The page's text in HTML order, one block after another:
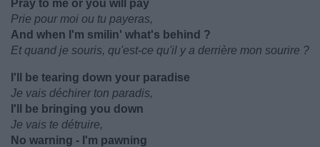
Pray to me or you will pay
Prie pour moi ou tu payeras,
And when I'm smilin' what's behind ?
Et quand je souris, qu'est-ce qu'il y a derrière mon sourire ?
I'll be tearing down your paradise
Je vais déchirer ton paradis,
I'll be bringing you down
Je vais te détruire,
No warning - I'm pawning